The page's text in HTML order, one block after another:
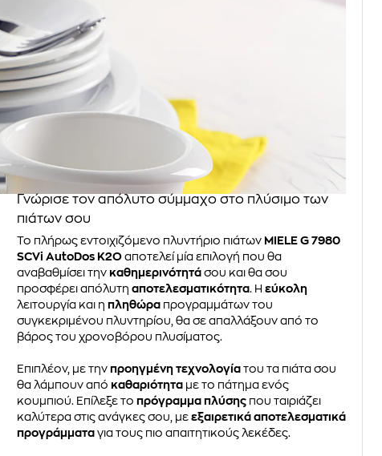
Γνώρισε τον απόλυτο σύμμαχο στο πλύσιμο των
πιάτων σου
Το πλήρως εντοιχιζόμενο πλυντήριο πιάτων MIELE G 7980
SCVi AutoDos K2O αποτελεί μία επιλογή που θα
αναβαθμίσει την καθημερινότητά σου και θα σου
προσφέρει απόλυτη αποτελεσματικότητα. Η εύκολη
λειτουργία και η πληθώρα προγραμμάτων του
συγκεκριμένου πλυντηρίου, θα σε απαλλάξουν από το
βάρος του χρονοβόρου πλυσίματος.
Επιπλέον, με την προηγμένη τεχνολογία του τα πιάτα σου
θα λάμπουν από καθαριότητα με το πάτημα ενός
κουμπιού. Επίλεξε το πρόγραμμα πλύσης που ταιριάζει
καλύτερα στις ανάγκες σου, με εξαιρετικά αποτελεσματικά
προγράμματα για τους πιο απαιτητικούς λεκέδες.